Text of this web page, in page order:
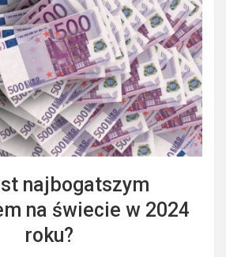
najbogatszym
na świecie w 2024
roku?